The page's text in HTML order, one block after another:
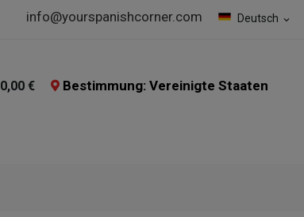
Deutsch expand_more
info@yourspanishcorner.com
0,00 € Bestimmung: Vereinigte Staaten